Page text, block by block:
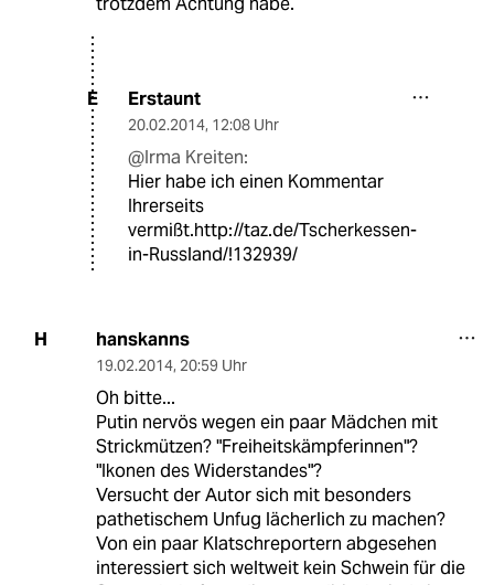
E Erstaunt
20.02.2014, 12:08 Uhr
@Irma Kreiten:
Hier habe ich einen Kommentar
Ihrerseits
vermißt.http://taz.de/Tscherkessen-
in-Russland/!132939/
H hanskanns
19.02.2014, 20:59 Uhr
Oh bitte...
Putin nervös wegen ein paar Mädchen mit
Strickmützen? "Freiheitskämpferinnen"?
"Ikonen des Widerstandes"?
Versucht der Autor sich mit besonders
pathetischem Unfug lächerlich zu machen?
Von ein paar Klatschreportern abgesehen
interessiert sich weltweit kein Schwein für die